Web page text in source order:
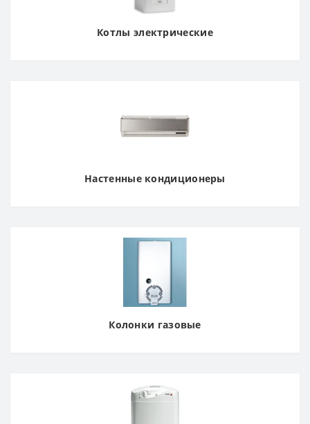
Котлы электрические
Настенные кондиционеры
Колонки газовые